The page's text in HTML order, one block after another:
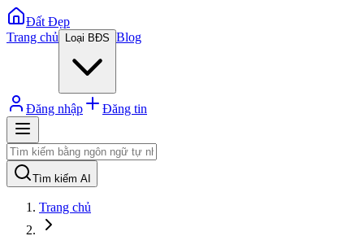
Đất Đẹp
Trang chủ
Loại BĐS Blog
Đăng nhập Đăng tin
Tìm kiếm AI
Trang chủ